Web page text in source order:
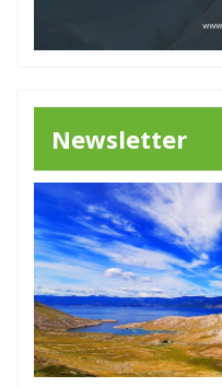
Newsletter